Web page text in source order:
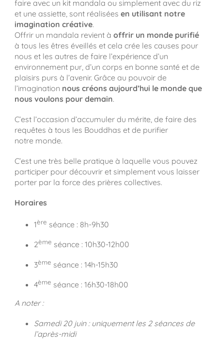
faire avec un kit mandala ou simplement avec du riz
et une assiette, sont réalisées en utilisant notre
imagination créative.
Offrir un mandala revient à offrir un monde purifié
à tous les êtres éveillés et cela crée les causes pour
nous et les autres de faire l’expérience d’un
environnement pur, d’un corps en bonne santé et de
plaisirs purs à l’avenir. Grâce au pouvoir de
l’imagination nous créons aujourd’hui le monde que
nous voulons pour demain.
C’est l’occasion d’accumuler du mérite, de faire des
requêtes à tous les Bouddhas et de purifier
notre monde.
C’est une très belle pratique à laquelle vous pouvez
participer pour découvrir et simplement vous laisser
porter par la force des prières collectives.
Horaires
1ère séance : 8h-9h30
2ème séance : 10h30-12h00
3ème séance : 14h-15h30
4ème séance : 16h30-18h00
A noter :
Samedi 20 juin : uniquement les 2 séances de
l’après-midi